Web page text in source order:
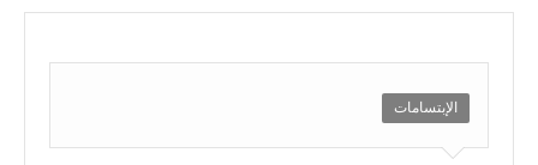
الإبتسامات